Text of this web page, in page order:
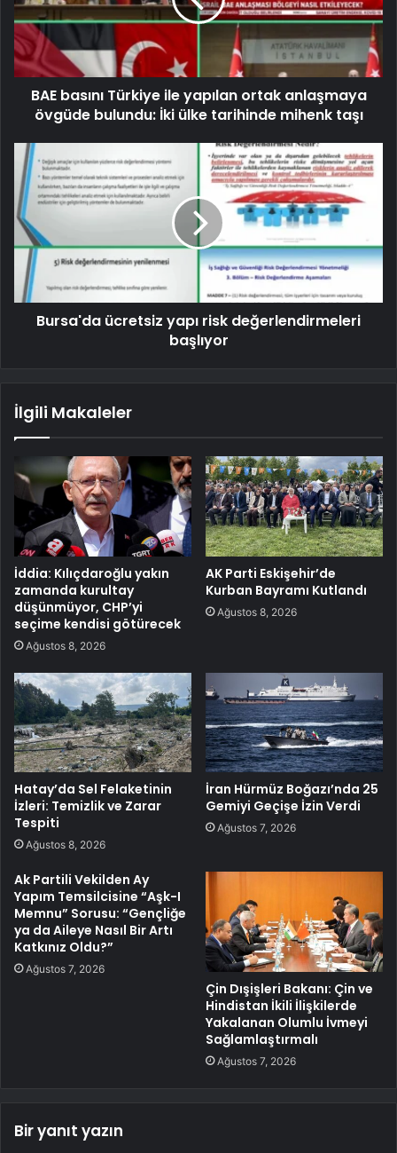
BAE basını Türkiye ile yapılan ortak anlaşmaya
övgüde bulundu: İki ülke tarihinde mihenk taşı
Bursa'da ücretsiz yapı risk değerlendirmeleri
başlıyor
İlgili Makaleler
İddia: Kılıçdaroğlu yakın
zamanda kurultay
düşünmüyor, CHP’yi
seçime kendisi götürecek
Ağustos 8, 2026
AK Parti Eskişehir’de
Kurban Bayramı Kutlandı
Ağustos 8, 2026
Hatay’da Sel Felaketinin
İzleri: Temizlik ve Zarar
Tespiti
Ağustos 8, 2026
İran Hürmüz Boğazı’nda 25
Gemiyi Geçişe İzin Verdi
Ağustos 7, 2026
Ak Partili Vekilden Ay
Yapım Temsilcisine “Aşk-I
Memnu” Sorusu: “Gençliğe
ya da Aileye Nasıl Bir Artı
Katkınız Oldu?”
Ağustos 7, 2026
Çin Dışişleri Bakanı: Çin ve
Hindistan İkili İlişkilerde
Yakalanan Olumlu İvmeyi
Sağlamlaştırmalı
Ağustos 7, 2026
Bir yanıt yazın